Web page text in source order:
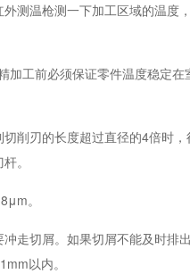
测温枪测一下加工区域的温度
工前必须保证零件温度稳定
削刃的长度超过直径的4倍时
。
。
走切屑。如果切屑不能及时排
以内。